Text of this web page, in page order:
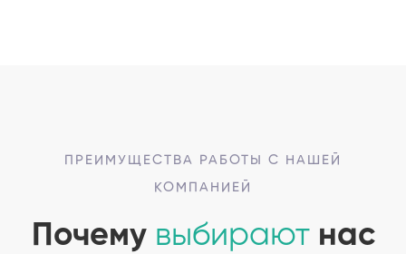
ПРЕИМУЩЕСТВА РАБОТЫ С НАШЕЙ
КОМПАНИЕЙ
Почему выбираютнас